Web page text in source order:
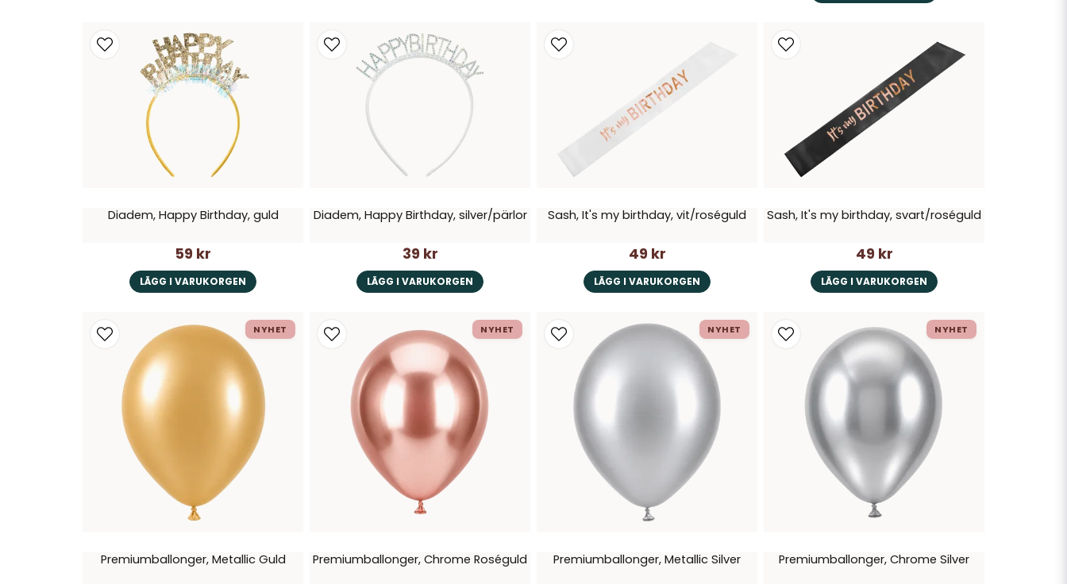
Diadem, Happy Birthday, guld
59 kr
LÄGG I VARUKORGEN
Diadem, Happy Birthday, silver/pärlor
39 kr
LÄGG I VARUKORGEN
Sash, It's my birthday, vit/roséguld
49 kr
LÄGG I VARUKORGEN
Sash, It's my birthday, svart/roséguld
49 kr
LÄGG I VARUKORGEN
Premiumballonger, Metallic Guld
NYHET
Premiumballonger, Chrome Roséguld
NYHET
Premiumballonger, Metallic Silver
NYHET
Premiumballonger, Chrome Silver
NYHET